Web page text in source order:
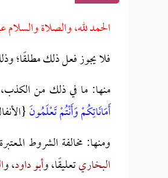
الحمد لله، والصلاة
فلا يجوز فعل ذلك مطلقًا؛
منها: ما في ذلك من الكذب،
أَمَانَاتِكُمْ وَأَنْتُمْ تَعْلَمُونَ{الأنفال: 27}، وقال رسول الله
ومنها: مخالفة الشروط
البخاريتعليقًا، وأبو داود، و